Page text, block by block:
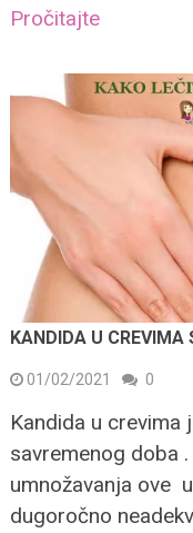
Pročitajte
KANDIDA U
01/02/2021 0
Kandida u
savremenog doba
umnožavanja ove
dugoročno